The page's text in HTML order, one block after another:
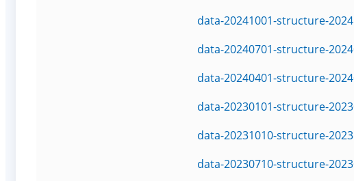
data-20241001-structure-
data-20240701-structure-
data-20240401-structure-
data-20230101-structure-
data-20231010-structure-
data-20230710-structure-